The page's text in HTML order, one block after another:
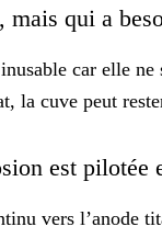
qui a
inusable car elle ne
cuve peut
est pilotée
vers l’anode